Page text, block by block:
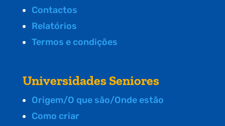
Contactos
Relatórios
Termos e condições
Universidades Seniores
Origem/O que são/Onde estão
Como criar